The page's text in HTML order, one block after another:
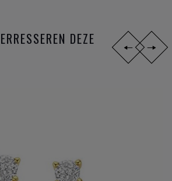
DEZE